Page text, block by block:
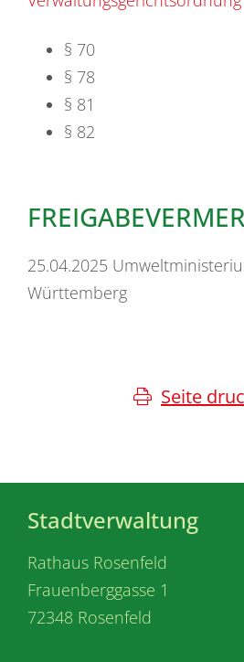
§ 70
§ 78
§ 81
§ 82
25.04.2025
Württemberg
Seite
Stadtverwaltung
Rathaus Rosenfeld
Frauenberggasse 1
72348 Rosenfeld